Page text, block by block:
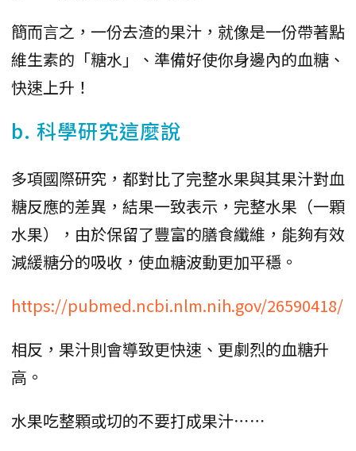
簡而言之，一份去渣的果汁，就像是一份帶著點
維生素的「糖水」、準備好使你身邊內的血糖、
快速上升！
b. 科學研究這麼說
多項國際研究，都對比了完整水果與其果汁對血
糖反應的差異，結果一致表示，完整水果（一顆
水果），由於保留了豐富的膳食纖維，能夠有效
減緩糖分的吸收，使血糖波動更加平穩。
https://pubmed.ncbi.nlm.nih.gov/26590418/
相反，果汁則會導致更快速、更劇烈的血糖升
高。
水果吃整顆或切的不要打成果汁⋯⋯